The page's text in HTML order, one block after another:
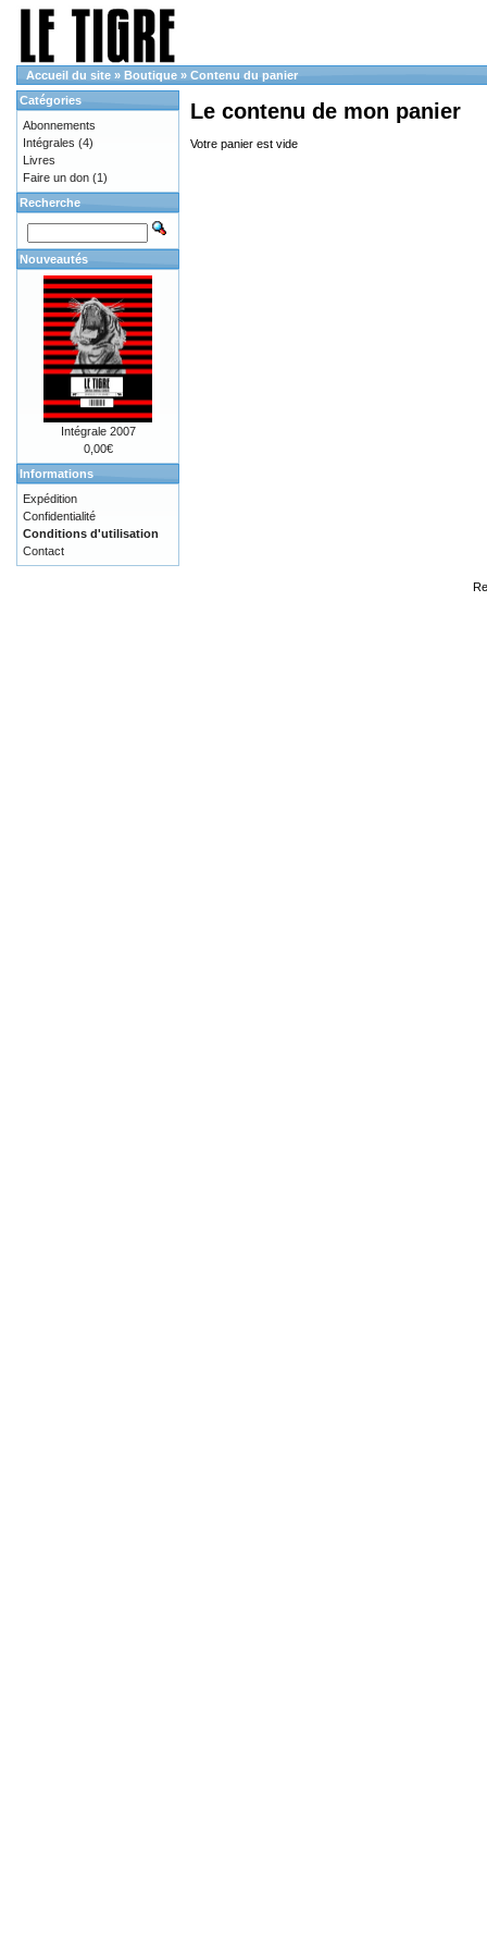
Accueil du site » Boutique » Contenu du panier
Le contenu de mon panier
Votre panier est vide
Catégories
Abonnements
Intégrales (4)
Livres
Faire un don (1)
Recherche
Nouveautés
Intégrale 2007
0,00€
Informations
Expédition
Confidentialité
Conditions d'utilisation
Contact